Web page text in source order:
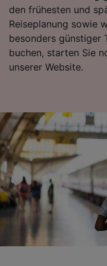
den frühesten und
Reiseplanung sowie
besonders günstiger
buchen, starten Sie
unserer Website.
Folgendes
Verwendung
aktiv abfragen.
Informationen
Personalisierte
Angeboten.
Liste der Partner